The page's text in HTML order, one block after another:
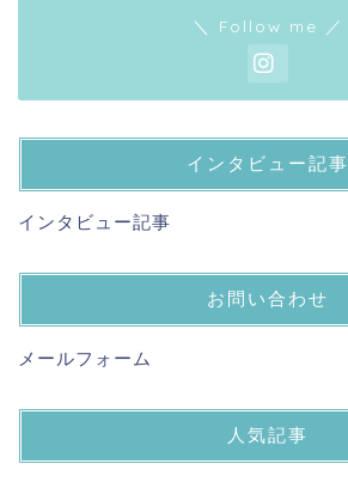
＼ Follow me ／
インタビュー記事
インタビュー記事
お問い合わせ
メールフォーム
人気記事